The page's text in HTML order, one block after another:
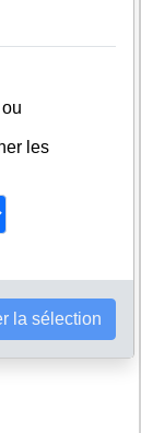
indien. Info-
et de rapports
légales
et d'autres part
la fiabilité
telles
d'identifier
financière
maison-mère
les
la sélection